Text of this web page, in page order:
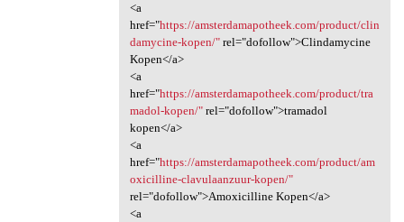
<a
href="https://amsterdamapotheek.com/product/clin
damycine-kopen/"rel="dofollow">Clindamycine
Kopen</a>
<a
href="https://amsterdamapotheek.com/product/tra
madol-kopen/"rel="dofollow">tramadol
kopen</a>
<a
href="https://amsterdamapotheek.com/product/am
oxicilline-clavulaanzuur-kopen/"
rel="dofollow">Amoxicilline Kopen</a>
<a